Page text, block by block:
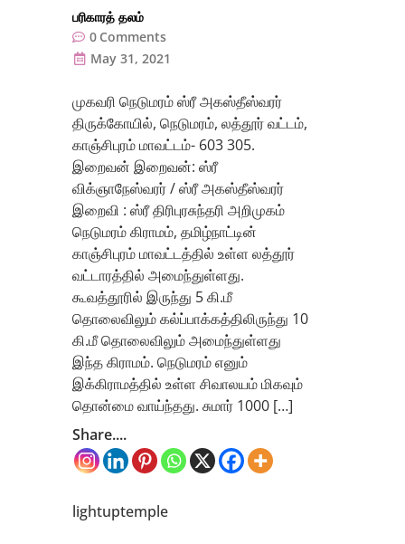
பரிகாரத் தலம்
0 Comments
May 31, 2021
முகவரி நெடுமரம் ஸ்ரீ அகஸ்தீஸ்வரர்
திருக்கோயில், நெடுமரம், லத்தூர் வட்டம்,
காஞ்சிபுரம் மாவட்டம்- 603 305.
இறைவன் இறைவன்: ஸ்ரீ
விக்ஞாநேஸ்வரர் / ஸ்ரீ அகஸ்தீஸ்வரர்
இறைவி : ஸ்ரீ திரிபுரசுந்தரி அறிமுகம்
நெடுமரம் கிராமம், தமிழ்நாட்டின்
காஞ்சிபுரம் மாவட்டத்தில் உள்ள லத்தூர்
வட்டாரத்தில் அமைந்துள்ளது.
கூவத்தூரில் இருந்து 5 கி.மீ
தொலைவிலும் கல்ப்பாக்கத்திலிருந்து 10
கி.மீ தொலைவிலும் அமைந்துள்ளது
இந்த கிராமம். நெடுமரம் எனும்
இக்கிராமத்தில் உள்ள சிவாலயம் மிகவும்
தொன்மை வாய்ந்தது. சுமார் 1000 […]
Share....
lightuptemple